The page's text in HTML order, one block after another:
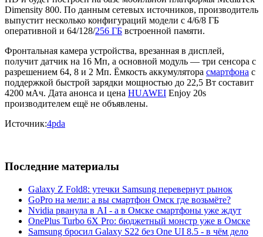
Dimensity 800. По данным сетевых источников, производитель
выпустит несколько конфигураций модели с 4/6/8 ГБ
оперативной и 64/128/256 ГБ встроенной памяти.
Фронтальная камера устройства, врезанная в дисплей,
получит датчик на 16 Мп, а основной модуль — три сенсора с
разрешением 64, 8 и 2 Мп. Ёмкость аккумулятора смартфона с
поддержкой быстрой зарядки мощностью до 22,5 Вт составит
4200 мАч. Дата анонса и цена HUAWEI Enjoy 20s
производителем ещё не объявлены.
Источник:4pda
Последние материалы
Galaxy Z Fold8: утечки Samsung перевернут рынок
GoPro на мели: а вы смартфон Омск где возьмёте?
Nvidia рванула в AI - а в Омске смартфоны уже ждут
OnePlus Turbo 6X Pro: бюджетный монстр уже в Омске
Samsung бросил Galaxy S22 без One UI 8.5 - в чём дело